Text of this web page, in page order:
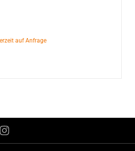
auf Anfrage